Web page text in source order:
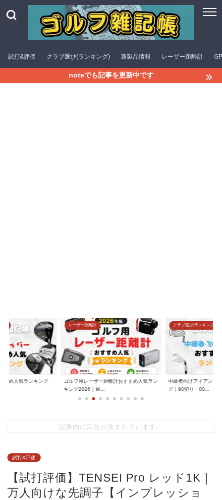
試打&評価 クラブ選び(ランキング) 新製品情報 レーザー距離計
noteでも記事を更新中です
すめ人気ランキング
レーザー距離計
ゴルフ用レーザー距離計おすすめ人気ラン
キング2026｜目...
クラブ選び(ランキング)
中級者向けアイアンお
グ｜90切り・80...
記事内に広告が含まれています。
試打&評価
【試打評価】TENSEI Pro レッド1K｜
万人向けな先調子【インプレッショ